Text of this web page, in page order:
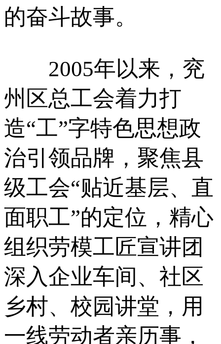
的奋斗故事。
2005年以来，兖
州区总工会着力打
造“工”字特色思想政
治引领品牌，聚焦县
级工会“贴近基层、直
面职工”的定位，精心
组织劳模工匠宣讲团
深入企业车间、社区
乡村、校园讲堂，用
一线劳动者亲历事，